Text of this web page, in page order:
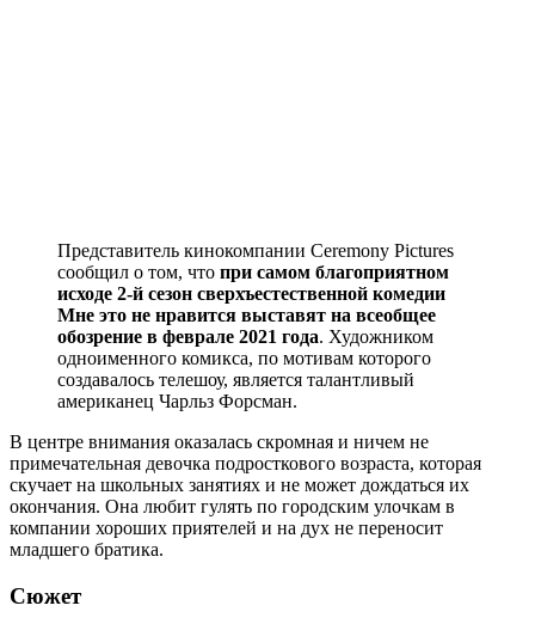
Представитель кинокомпании Ceremony Pictures
сообщил о том, что при самом благоприятном
исходе 2-й сезон сверхъестественной комедии
Мне это не нравится выставят на всеобщее
обозрение в феврале 2021 года. Художником
одноименного комикса, по мотивам которого
создавалось телешоу, является талантливый
американец Чарльз Форсман.
В центре внимания оказалась скромная и ничем не
примечательная девочка подросткового возраста, которая
скучает на школьных занятиях и не может дождаться их
окончания. Она любит гулять по городским улочкам в
компании хороших приятелей и на дух не переносит
младшего братика.
Сюжет